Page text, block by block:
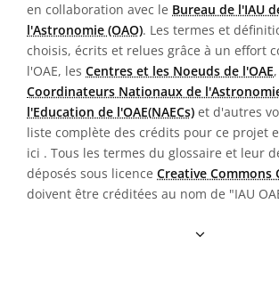
en collaboration avec le Bureau de l'IAU
l'Astronomie (OAO). Les termes et
choisis, écrits et relues grâce à un effort
l'OAE, les Centres et les Noeuds de l'OAE
Coordinateurs Nationaux de
l'Education de l'OAE(NAECs) et d'autres
liste complète des crédits pour ce projet
ici . Tous les termes du glossaire et leur
déposés sous licence Creative Commons
doivent être créditées au nom de "IAU